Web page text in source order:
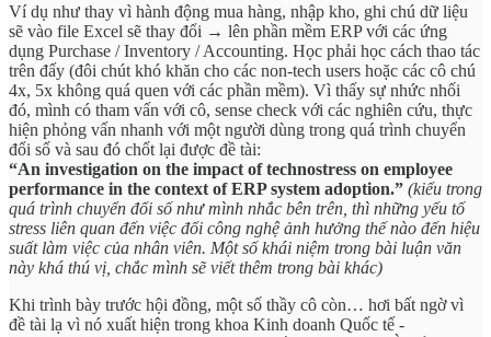
Ví dụ như thay vì hành động mua hàng, nhập kho, ghi chú dữ liệu
sẽ vào file Excel sẽ thay đổi → lên phần mềm ERP với các ứng
dụng Purchase / Inventory / Accounting. Học phải học cách thao tác
trên đấy (đôi chút khó khăn cho các non-tech users hoặc các cô chú
4x, 5x không quá quen với các phần mềm). Vì thấy sự nhức nhối
đó, mình có tham vấn với cô, sense check với các nghiên cứu, thực
hiện phỏng vấn nhanh với một người dùng trong quá trình chuyển
đổi số và sau đó chốt lại được đề tài:
“An investigation on the impact of technostress on employee
performance in the context of ERP system adoption.” (kiểu trong
quá trình chuyển đổi số như mình nhắc bên trên, thì những yếu tố
stress liên quan đến việc đổi công nghệ ảnh hưởng thế nào đến hiệu
suất làm việc của nhân viên. Một số khái niệm trong bài luận văn
này khá thú vị, chắc mình sẽ viết thêm trong bài khác)
Khi trình bày trước hội đồng, một số thầy cô còn… hơi bất ngờ vì
đề tài lạ vì nó xuất hiện trong khoa Kinh doanh Quốc tế -